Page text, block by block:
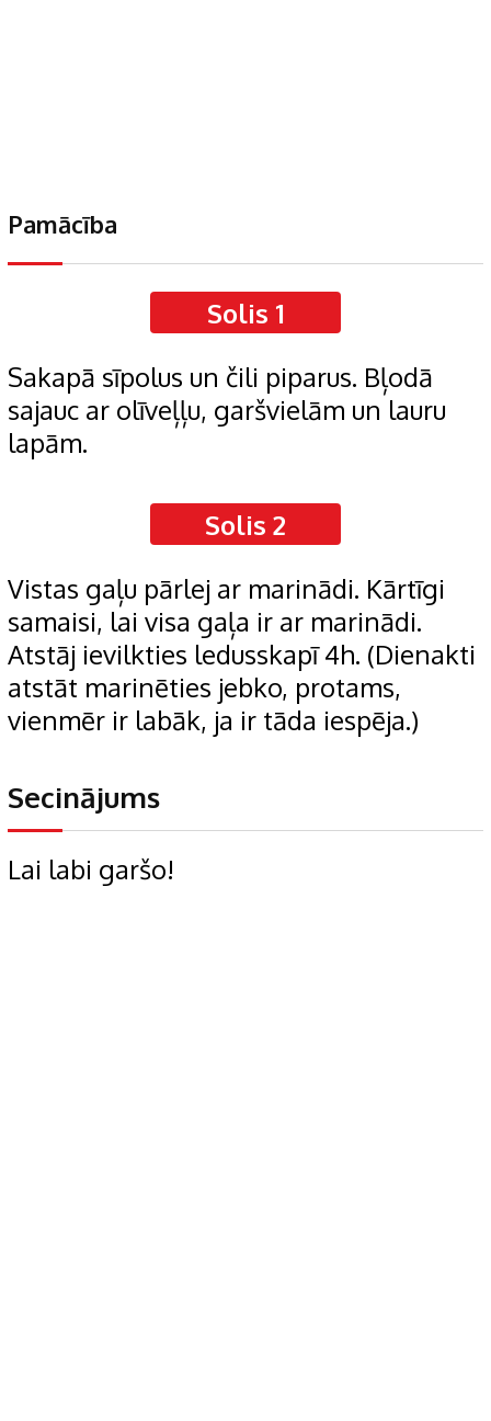
Pamācība
Solis 1
Sakapā sīpolus un čili piparus. Bļodā
sajauc ar olīveļļu, garšvielām un lauru
lapām.
Solis 2
Vistas gaļu pārlej ar marinādi. Kārtīgi
samaisi, lai visa gaļa ir ar marinādi.
Atstāj ievilkties ledusskapī 4h. (Dienakti
atstāt marinēties jebko, protams,
vienmēr ir labāk, ja ir tāda iespēja.)
Secinājums
Lai labi garšo!